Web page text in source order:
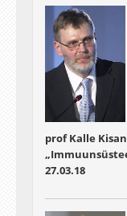
prof Kalle
27.03.18